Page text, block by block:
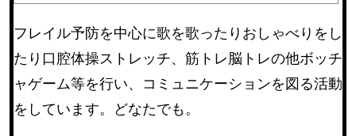
フレイル予防を中心に歌を歌ったりおしゃべりをし
たり口腔体操ストレッチ、筋トレ脳トレの他ボッチ
ャゲーム等を行い、コミュニケーションを図る活動
をしています。どなたでも。